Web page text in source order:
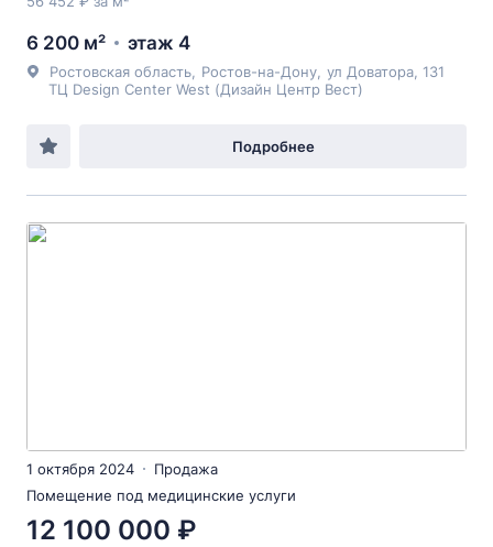
6 200 м² этаж 4
Ростовская область Ростов-на-Дону ул Доватора , 131
ТЦ Design Center West (Дизайн Центр Вест)
Подробнее
1 октября 2024
Продажа
Помещение под медицинские услуги
12 100 000 ₽